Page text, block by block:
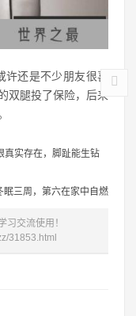
还是不少朋友很喜
双腿投了保险，后来
真实存在，脚趾能生钻
眠三周，第六在家中自燃
习交流使用！
31853.html